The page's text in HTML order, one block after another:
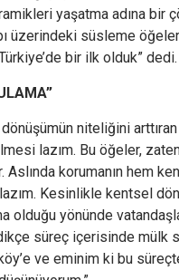
yaşatma adına bir
üzerindeki süsleme
bir ilk olduk” dedi.
niteliğini
lazım. Bu öğeler,
korumanın hem
Kesinlikle kentsel
yönünde
süreç içerisinde mülk
ve eminim ki bu